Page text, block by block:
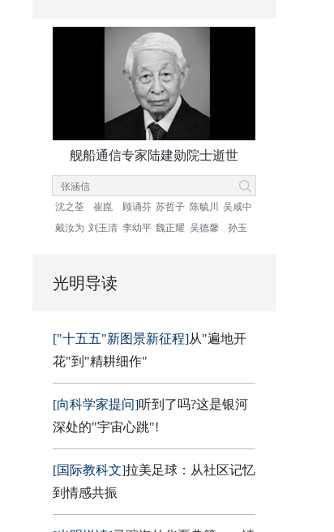
舰船通信专家陆建勋院士逝世
沈之荃 崔崑 顾诵芬 苏哲子 陈毓川
吴咸中
戴汝为 刘玉清 李幼平 魏正耀 吴德馨 孙玉
光明导读
["十五五"新图景新征程]从"遍地开
花"到"精耕细作"
[向科学家提问]听到了吗?这是银河
深处的"宇宙心跳"!
[国际教科文]拉美足球：从社区记忆
到情感共振